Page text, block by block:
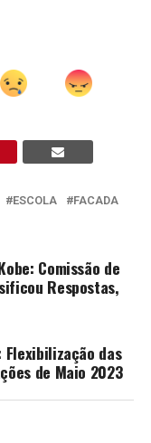
ESCOLA
FACADA
Comissão de
Respostas,
Flexibilização das
de Maio 2023